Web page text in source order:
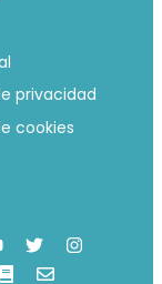
privacidad
cookies